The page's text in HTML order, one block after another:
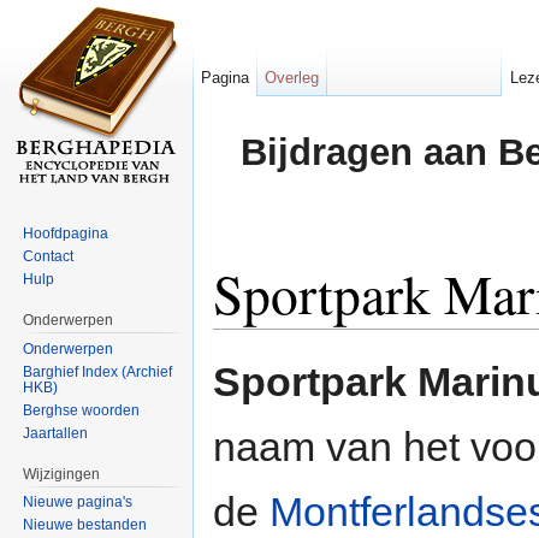
Bijdragen aan
Sportpark
Sportpark
naam van het
de
Pagina Overleg
Hoofdpagina
Contact
Hulp
Onderwerpen
Onderwerpen
Barghief Index (Archief
HKB)
Berghse woorden
Jaartallen
Wijzigingen
Nieuwe pagina's
Nieuwe bestanden